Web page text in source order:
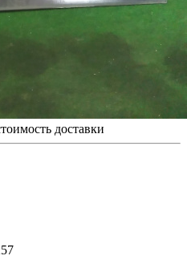
доставки